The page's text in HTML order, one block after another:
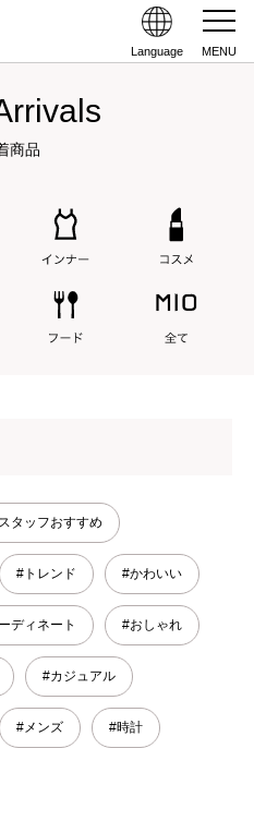
Language MENU
商品
タッフおすすめ
#トレンド #かわいい
ディネート #おしゃれ
#カジュアル
#メンズ #時計